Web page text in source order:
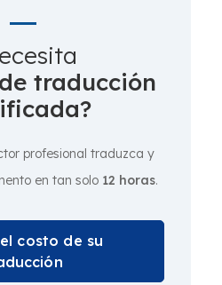
traducción
profesional traduzca y
en tan solo 12 horas.
costo de su